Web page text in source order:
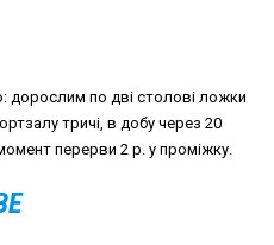
по дві столові ложки
тричі, в добу через 20
перерви 2 р. у проміжку.